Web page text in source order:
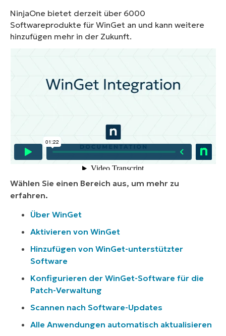
NinjaOne bietet derzeit über 6000
Softwareprodukte für WinGet an und kann weitere
hinzufügen mehr in der Zukunft.
Wählen Sie einen Bereich aus, um mehr zu
erfahren.
Über WinGet
Aktivieren von WinGet
Hinzufügen von WinGet-unterstützter
Software
Konfigurieren der WinGet-Software für die
Patch-Verwaltung
Scannen nach Software-Updates
Alle Anwendungen automatisch aktualisieren